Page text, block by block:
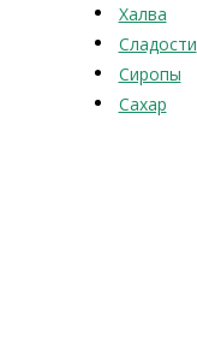
Халва
Сладости
Сиропы
Сахар